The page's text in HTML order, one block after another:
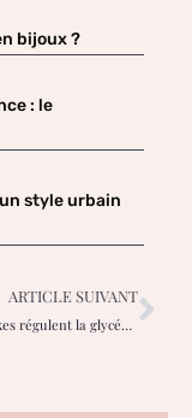
bijoux ?
: le
style urbain
ARTICLE SUIVANT
Les Sunchokes régulent la glycémie : savourez-les !